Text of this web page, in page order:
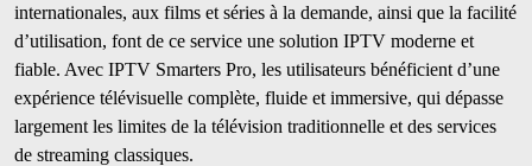
internationales, aux films et séries à la demande, ainsi que la facilité
d’utilisation, font de ce service une solution IPTV moderne et
fiable. Avec IPTV Smarters Pro, les utilisateurs bénéficient d’une
expérience télévisuelle complète, fluide et immersive, qui dépasse
largement les limites de la télévision traditionnelle et des services
de streaming classiques.